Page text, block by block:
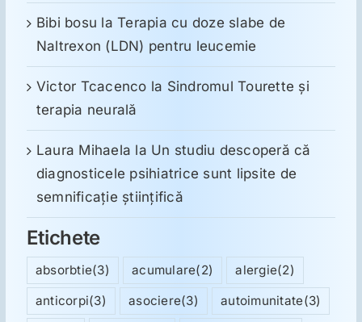
Bibi bosu laTerapia cu doze slabe de
Naltrexon (LDN) pentru leucemie
Victor Tcacenco la Sindromul Tourette şi
terapia neurală
Laura Mihaela la Un studiu descoperă că
diagnosticele psihiatrice sunt lipsite de
semnificație științifică
Etichete
absorbtie(3) acumulare(2) alergie(2)
anticorpi(3) asociere(3) autoimunitate(3)